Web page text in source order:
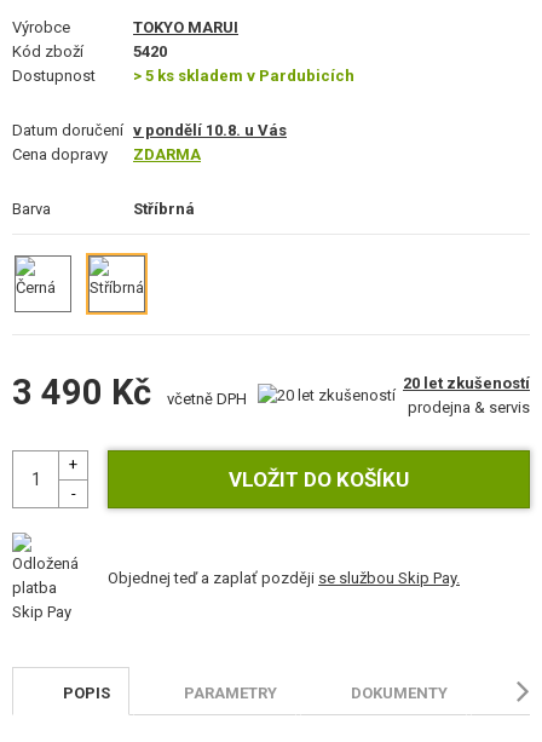
SERVIS A ÚDRŽBA ZBRANÍ
SEBEOBRANA, VÝCVIK, NOŽE
TERČE, STŘELNICE
OUTDOOR A BUSHCRAFT
JÍDLO
STAVEBNICE, MODELY
NOVINKY
SLEVY, AKCE
KONTAKT
Výrobce
TOKYO MARUI
Kód zboží
5420
Dostupnost
> 5 ks skladem v Pardubicích
Datum doručení v pondělí 10.8. u Vás
Cena dopravy
ZDARMA
Barva Stříbrná
3 490 Kč včetně DPH
20 let zkušeností
prodejna & servis
Objednej teď a zaplať později se službou Skip Pay.
POPIS PARAMETRY DOKUMENTY